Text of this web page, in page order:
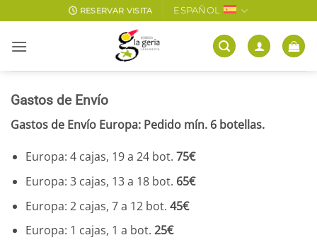
al
contenido
RESERVAR VISITA ESPAÑOL
Gastos de Envío
Gastos de Envío Europa: Pedido mín. 6 botellas.
Europa: 4 cajas, 19 a 24 bot. 75€
Europa: 3 cajas, 13 a 18 bot. 65€
Europa: 2 cajas, 7 a 12 bot. 45€
Europa: 1 cajas, 1 a bot. 25€